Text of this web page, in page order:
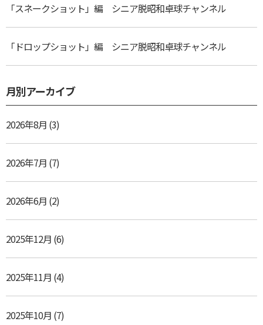
「スネークショット」編 シニア脱昭和卓球チャンネル
「ドロップショット」編 シニア脱昭和卓球チャンネル
月別アーカイブ
2026年8月 (3)
2026年7月 (7)
2026年6月 (2)
2025年12月 (6)
2025年11月 (4)
2025年10月 (7)